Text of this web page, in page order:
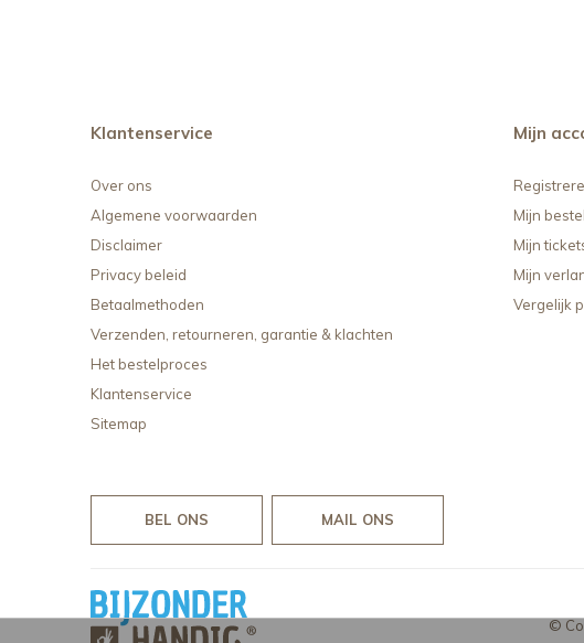
Klantenservice
Over ons
Algemene voorwaarden
Disclaimer
Privacy beleid
Betaalmethoden
Verzenden, retourneren, garantie & klachten
Het bestelproces
Klantenservice
Sitemap
Mijn
Mijn
Mijn
Mijn
Vergelijk
BEL ONS MAIL ONS
©